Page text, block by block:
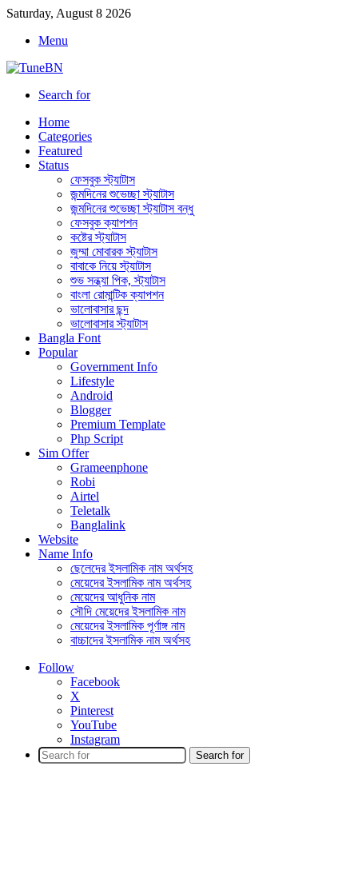
Saturday, August 8 2026
Menu
Search for
Home
Categories
Featured
Status
ফেসবুক স্ট্যাটাস
জন্মদিনের শুভেচ্ছা স্ট্যাটাস
জন্মদিনের শুভেচ্ছা স্ট্যাটাস বন্ধু
ফেসবুক ক্যাপশন
কষ্টের স্ট্যাটাস
জুম্মা মোবারক স্ট্যাটাস
বাবাকে নিয়ে স্ট্যাটাস
শুভ সন্ধ্যা পিক, স্ট্যাটাস
বাংলা রোমান্টিক ক্যাপশন
ভালোবাসার ছন্দ
ভালোবাসার স্ট্যাটাস
Bangla Font
Popular
Government Info
Lifestyle
Android
Blogger
Premium Template
Php Script
Sim Offer
Grameenphone
Robi
Airtel
Teletalk
Banglalink
Website
Name Info
ছেলেদের ইসলামিক নাম অর্থসহ
মেয়েদের ইসলামিক নাম অর্থসহ
মেয়েদের আধুনিক নাম
সৌদি মেয়েদের ইসলামিক নাম
মেয়েদের ইসলামিক পূর্ণাঙ্গ নাম
বাচ্চাদের ইসলামিক নাম অর্থসহ
Follow
Facebook
X
Pinterest
YouTube
Instagram
Search for